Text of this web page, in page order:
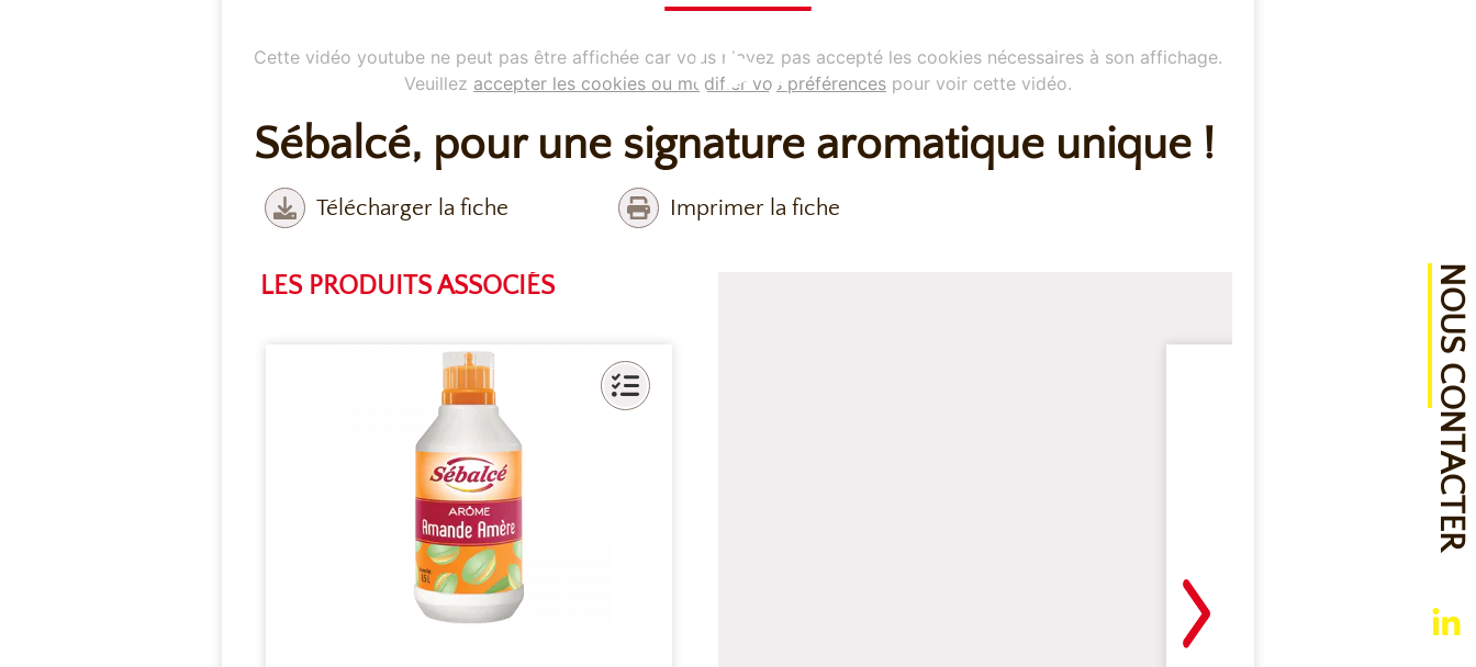
NOUS CONTACTER
Cette vidéo youtube ne peut pas être affichée car vous n'avez pas accepté les cookies nécessaires à son affichage.
Veuillez accepter les cookies ou modifier vos préférences pour voir cette vidéo.
Sébalcé, pour une signature aromatique unique !
Télécharger la fiche Imprimer la fiche
LES PRODUITS ASSOCIÉS